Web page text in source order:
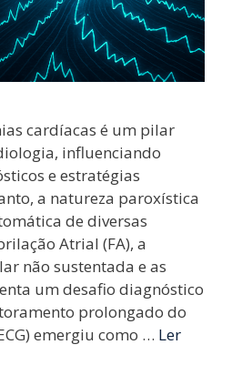
cardíacas é um pilar
influenciando
e estratégias
a natureza paroxística
de diversas
Atrial (FA), a
não sustentada e as
um desafio diagnóstico
prolongado do
emergiu como … Ler